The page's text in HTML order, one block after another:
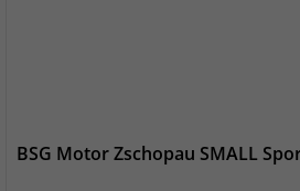
BSG Motor Zschopau SMALL